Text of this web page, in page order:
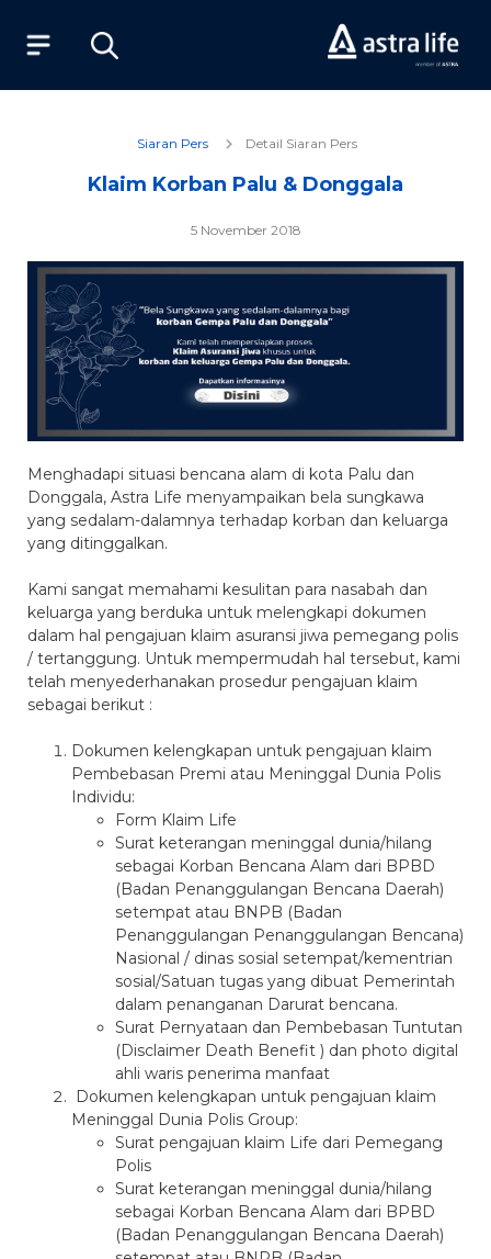
Layanan
Syariah
Beli Online
MyAstraLife
BSG
Siaran Pers Detail Siaran Pers
Klaim Korban Palu & Donggala
5 November 2018
Menghadapi situasi bencana alam di kota Palu dan
Donggala, Astra Life menyampaikan bela sungkawa
yang sedalam-dalamnya terhadap korban dan keluarga
yang ditinggalkan.
Kami sangat memahami kesulitan para nasabah dan
keluarga yang berduka untuk melengkapi dokumen
dalam hal pengajuan klaim asuransi jiwa pemegang polis
/ tertanggung. Untuk mempermudah hal tersebut, kami
telah menyederhanakan prosedur pengajuan klaim
sebagai berikut :
Dokumen kelengkapan untuk pengajuan klaim
Pembebasan Premi atau Meninggal Dunia Polis
Individu:
Form Klaim Life
Surat keterangan meninggal dunia/hilang
sebagai Korban Bencana Alam dari BPBD
(Badan Penanggulangan Bencana Daerah)
setempat atau BNPB (Badan
Penanggulangan Penanggulangan Bencana)
Nasional / dinas sosial setempat/kementrian
sosial/Satuan tugas yang dibuat Pemerintah
dalam penanganan Darurat bencana.
Surat Pernyataan dan Pembebasan Tuntutan
(Disclaimer Death Benefit ) dan photo digital
ahli waris penerima manfaat
Dokumen kelengkapan untuk pengajuan klaim
Meninggal Dunia Polis Group:
Surat pengajuan klaim Life dari Pemegang
Polis
Surat keterangan meninggal dunia/hilang
sebagai Korban Bencana Alam dari BPBD
(Badan Penanggulangan Bencana Daerah)